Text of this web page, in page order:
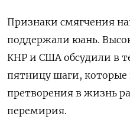
Признаки смягчения
поддержали юань.
КНР и США обсудили в
пятницу шаги, которые
претворения в жизнь
перемирия.